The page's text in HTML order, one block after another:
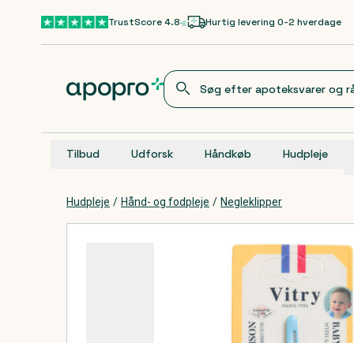
Gå til hovedindholdTrustScore 4.8 Hurtig levering 0-2 hverdage
Tilbud Udforsk Håndkøb Hudpleje
Hudpleje / Hånd- og fodpleje / Negleklipper